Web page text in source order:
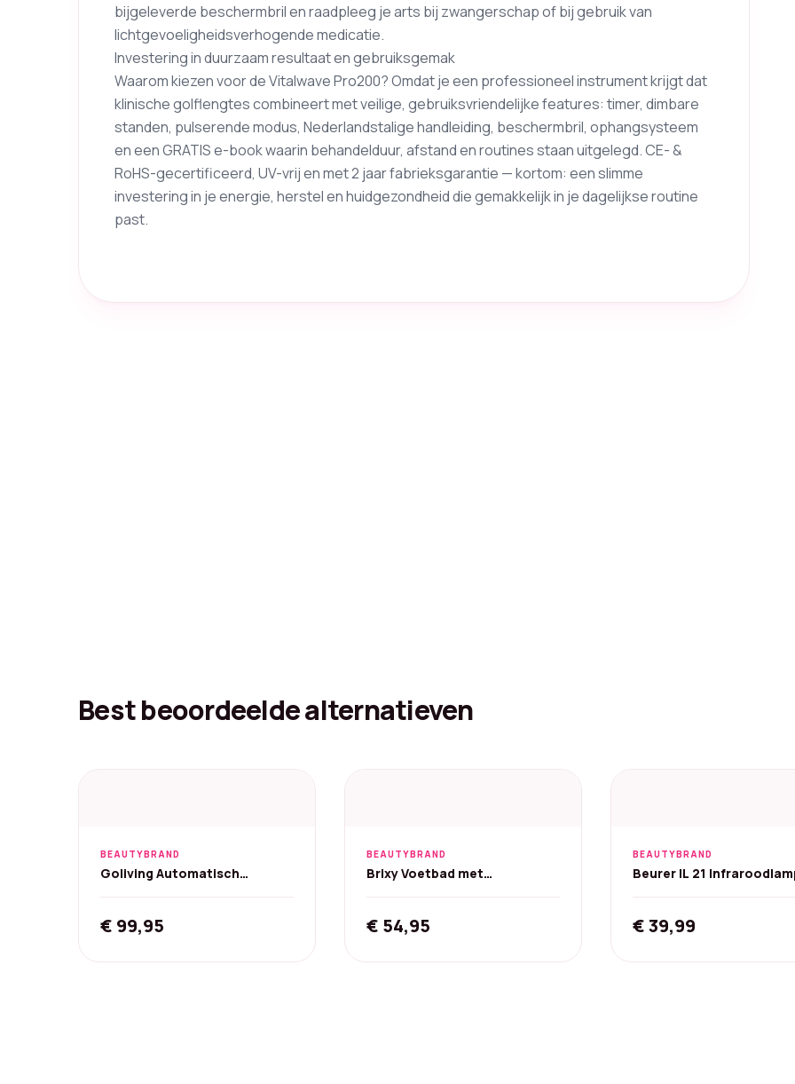
bijgeleverde beschermbril en raadpleeg je arts bij zwangerschap of bij gebruik van
lichtgevoeligheidsverhogende medicatie.
Investering in duurzaam resultaat en gebruiksgemak
Waarom kiezen voor de Vitalwave Pro200? Omdat je een professioneel instrument krijgt dat
klinische golflengtes combineert met veilige, gebruiksvriendelijke features: timer, dimbare
standen, pulserende modus, Nederlandstalige handleiding, beschermbril, ophangsysteem
en een GRATIS e-book waarin behandelduur, afstand en routines staan uitgelegd. CE- &
RoHS-gecertificeerd, UV-vrij en met 2 jaar fabrieksgarantie — kortom: een slimme
investering in je energie, herstel en huidgezondheid die gemakkelijk in je dagelijkse routine
past.
Best beoordeelde alternatieven
BEAUTYBRAND
Goliving Automatisch
€ 99,95
BEAUTYBRAND
Brixy Voetbad met
€ 54,95
BEAUTYBRAND
Beurer IL 21
€39,99